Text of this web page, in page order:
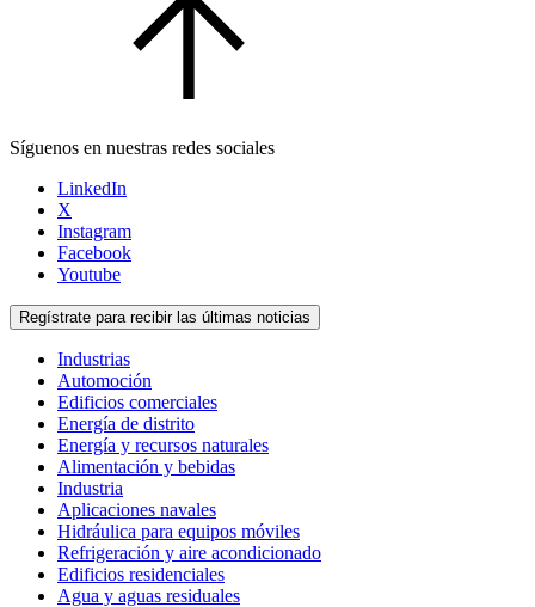
Síguenos en nuestras redes sociales
LinkedIn
X
Instagram
Facebook
Youtube
Regístrate para recibir las últimas noticias
Industrias
Automoción
Edificios comerciales
Energía de distrito
Energía y recursos naturales
Alimentación y bebidas
Industria
Aplicaciones navales
Hidráulica para equipos móviles
Refrigeración y aire acondicionado
Edificios residenciales
Agua y aguas residuales